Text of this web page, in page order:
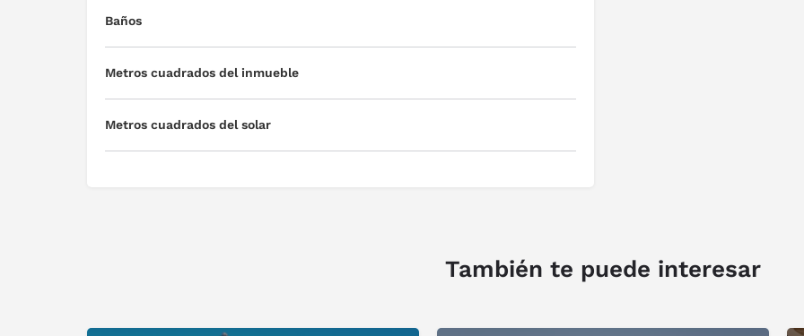
Baños
Metros cuadrados del inmueble
Metros cuadrados del solar
También te puede interesar